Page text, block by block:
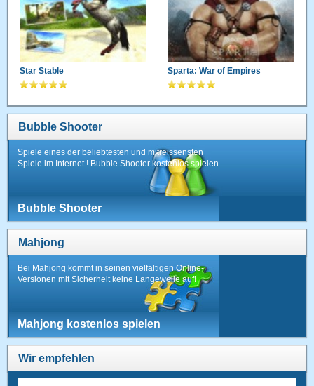
Star Stable Sparta: War of Empires
Bubble Shooter
Spiele eines der beliebtesten und mitreissensten
Spiele im Internet ! Bubble Shooter kostenlos spielen.
Bubble Shooter
Mahjong
Bei Mahjong kommt in seinen vielfältigen Online-
Versionen mit Sicherheit keine Langeweile auf!
Mahjong kostenlos spielen
Wir empfehlen